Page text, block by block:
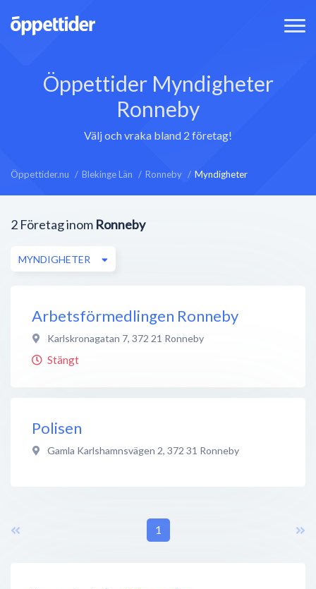
Öppettider Myndigheter
Ronneby
Välj och vraka bland 2 företag!
Öppettider.nu Blekinge Län Ronneby Myndigheter
2 Företag inom Ronneby
MYNDIGHETER
Arbetsförmedlingen Ronneby
Karlskronagatan 7, 372 21 Ronneby
Stängt
Polisen
Gamla Karlshamnsvägen 2, 372 31 Ronneby
1